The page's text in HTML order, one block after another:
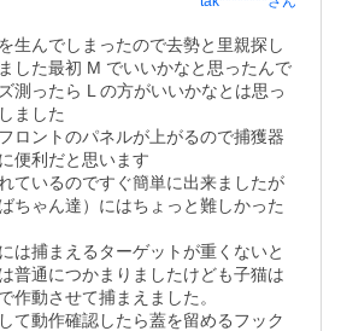
生んでしまったので去勢と里親探し
した最初 M でいいかなと思ったんで
測ったら L の方がいいかなとは思っ
ました
ロントのパネルが上がるので捕獲器
便利だと思います
ているのですぐ簡単に出来ましたが
ちゃん達）にはちょっと難しかった
は捕まえるターゲットが重くないと
普通につかまりましたけども子猫は
作動させて捕まえました。
て動作確認したら蓋を留めるフック